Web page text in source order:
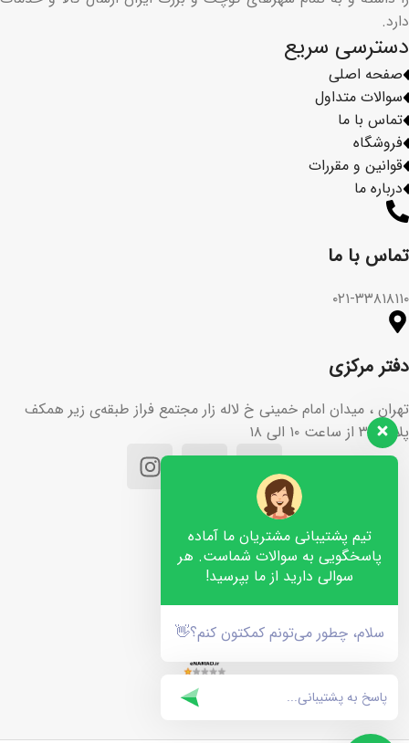
تماس با ما​
۰۲۱-۳۳۸۱۸۱۱۰
دفتر مرکزی
تهران ، میدان امام خمینی خ لاله زار مجتمع فراز طبقه‌ی زیر همکف
پلاک ۳۶ از ساعت ۱۰ الی ۱۸
فروشگاه
قوانین و مقررات
درباره ما
دسترسی سریع
صفحه اصلی
سوالات متداول
تماس با ما
دارد.
تیم پشتیبانی مشتریان ما آماده
پاسخگویی به سوالات شماست. هر
سوالی دارید از ما بپرسید!
سلام، چطور می‌تونم کمکتون کنم؟👋